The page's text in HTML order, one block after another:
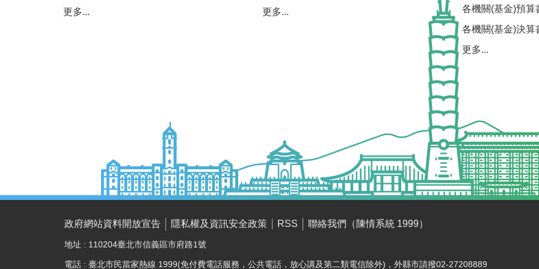
更多... 更多...
各機關(基金)預算
各機關(基金)決算
更多...
政府網站資料開放宣告 隱私權及資訊安全政策 RSS 聯絡我們（陳情系統 1999）
地址 : 110204臺北市信義區市府路1號
電話 : 臺北市民當家熱線 1999(免付費電話服務，公共電話，放心講及第二類電信除外)，外縣市請撥02-27208889